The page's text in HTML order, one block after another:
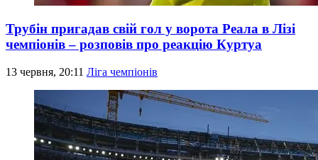
Трубін пригадав свій гол у ворота Реала в Лізі
чемпіонів – розповів про реакцію Куртуа
13 червня, 20:11 Ліга чемпіонів